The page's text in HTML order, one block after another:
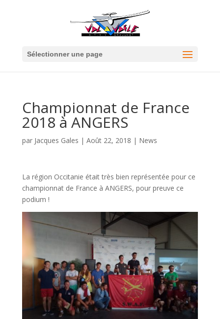
Sélectionner une page
Championnat de France
2018 à ANGERS
par Jacques Gales | Août 22, 2018 | News
La région Occitanie était très bien représentée pour ce
championnat de France à ANGERS, pour preuve ce
podium !